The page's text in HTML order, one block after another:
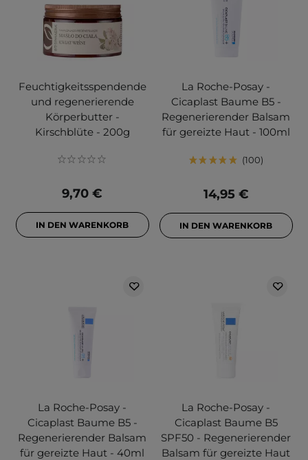
Feuchtigkeitsspendende
und regenerierende
Körperbutter -
Kirschblüte - 200g
9,70 €
IN DEN WARENKORB
La Roche-Posay -
Cicaplast Baume B5 -
Regenerierender Balsam
für gereizte Haut - 100ml
100
14,95 €
IN DEN WARENKORB
La Roche-Posay -
Cicaplast Baume B5 -
Regenerierender Balsam
für gereizte Haut - 40ml
La Roche-Posay -
Cicaplast Baume B5
SPF50 - Regenerierender
Balsam für gereizte Haut